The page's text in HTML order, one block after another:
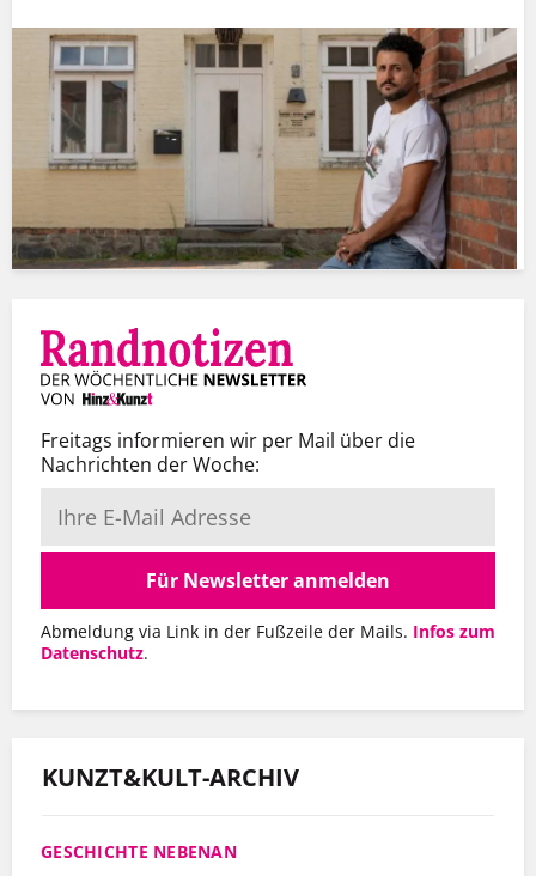
Freitags informieren wir per Mail über die
Nachrichten der Woche:
Für Newsletter anmelden
Abmeldung via Link in der Fußzeile der Mails. Infos zum
Datenschutz.
KUNZT&KULT-ARCHIV
GESCHICHTE NEBENAN